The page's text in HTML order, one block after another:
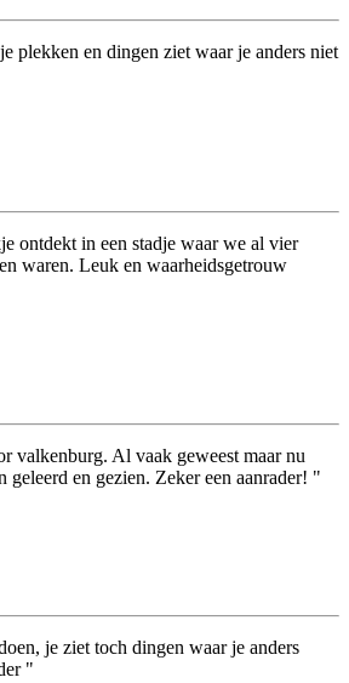
plekken en dingen ziet waar je anders niet
ontdekt in een stadje waar we al vier
waren. Leuk en waarheidsgetrouw
valkenburg. Al vaak geweest maar nu
geleerd en gezien. Zeker een aanrader! "
je ziet toch dingen waar je anders
"